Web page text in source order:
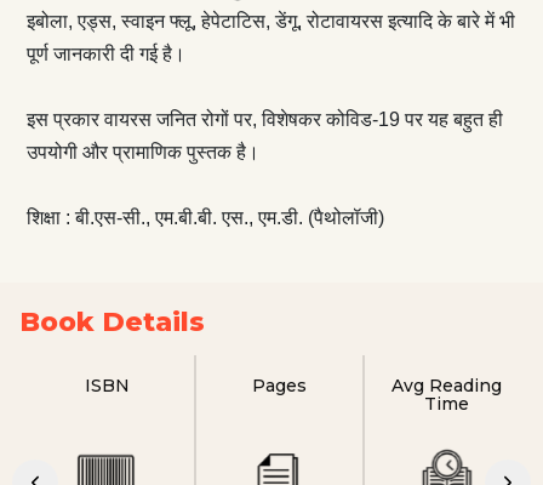
इबोला, एड्स, स्वाइन फ्लू, हेपेटाटिस, डेंगू, रोटावायरस इत्यादि के बारे में भी
पूर्ण जानकारी दी गई है।
इस प्रकार वायरस जनित रोगों पर, विशेषकर कोविड-19 पर यह बहुत ही
उपयोगी और प्रामाणिक पुस्तक है।
शिक्षा : बी.एस-सी., एम.बी.बी. एस., एम.डी. (पैथोलॉजी)
Book Details
ISBN Pages
Avg Reading
Time